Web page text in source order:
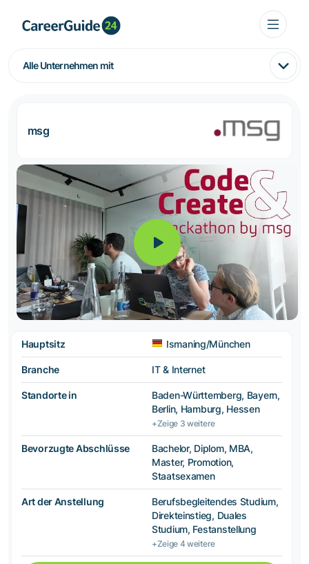
Alle Unternehmen mit
msg
Hauptsitz Ismaning/München
Branche IT & Internet
Standorte in
Baden-Württemberg, Bayern,
Berlin, Hamburg, Hessen
+Zeige 3 weitere
Bevorzugte Abschlüsse
Bachelor, Diplom, MBA,
Master, Promotion,
Staatsexamen
Art der Anstellung
Berufsbegleitendes Studium,
Direkteinstieg, Duales
Studium, Festanstellung
+Zeige 4 weitere